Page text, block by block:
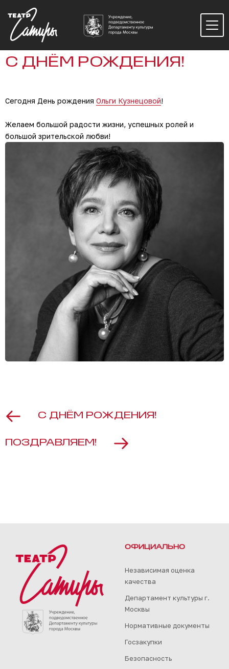
С ДНЁМ РОЖДЕНИЯ!
Сегодня День рождения Ольги Кузнецовой!
Желаем большой радости жизни, успешных ролей и
большой зрительской любви!
С ДНЁМ РОЖДЕНИЯ!
ПОЗДРАВЛЯЕМ!
ОФИЦИАЛЬНО
Независимая оценка
качества
Департамент культуры г.
Москвы
Нормативные документы
Госзакупки
Безопасность